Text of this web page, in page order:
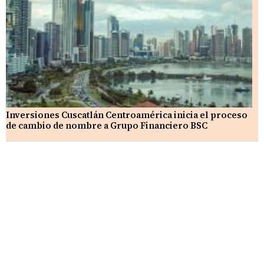
Inversiones Cuscatlán Centroamérica inicia el proceso
de cambio de nombre a Grupo Financiero BSC